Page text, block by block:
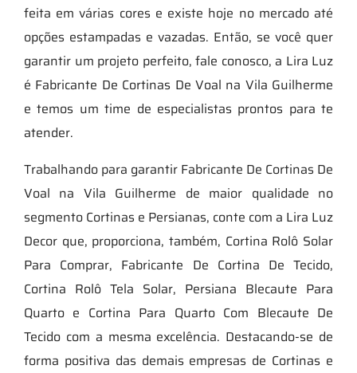
feita em várias cores e existe hoje no mercado até
opções estampadas e vazadas. Então, se você quer
garantir um projeto perfeito, fale conosco, a Lira Luz
é Fabricante De Cortinas De Voal na Vila Guilherme
e temos um time de especialistas prontos para te
atender.
Trabalhando para garantir Fabricante De Cortinas De
Voal na Vila Guilherme de maior qualidade no
segmento Cortinas e Persianas, conte com a Lira Luz
Decor que, proporciona, também, Cortina Rolô Solar
Para Comprar, Fabricante De Cortina De Tecido,
Cortina Rolô Tela Solar, Persiana Blecaute Para
Quarto e Cortina Para Quarto Com Blecaute De
Tecido com a mesma excelência. Destacando-se de
forma positiva das demais empresas de Cortinas e